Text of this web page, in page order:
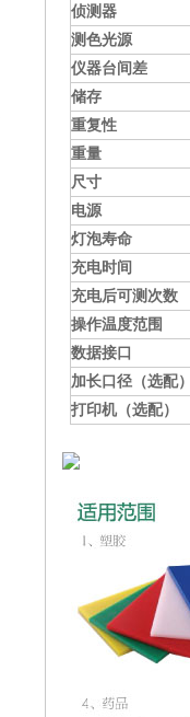
侦测器
测色光源
仪器台间差
储存
重复性
重量
尺寸
电源
灯泡寿命
充电时间
充电后可测次数
操作温度范围
数据接口
加长口径（选配）
打印机（选配）